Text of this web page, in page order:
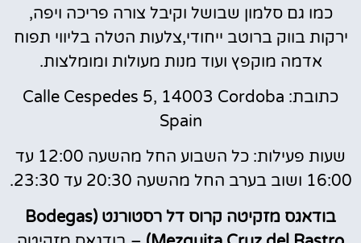
כמו גם סלמון שבושל וקיבל צורה פריכה ויפה,
ירקות בווק ברוטב ייחודי,צלעות הטלה בליווי תפוח
אדמה מוקפץ ועוד מנות מעולות ומומלצות.
כתובת: Calle Cespedes 5, 14003 Cordoba
Spain
שעות פעילות: כל השבוע החל מהשעה 12:00 עד
16:00 ושוב בערב החל מהשעה 20:30 עד 23:30.
בודאגס מזקיטה קרוס דל רסטורנט (Bodegas